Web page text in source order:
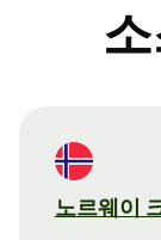
노르웨이